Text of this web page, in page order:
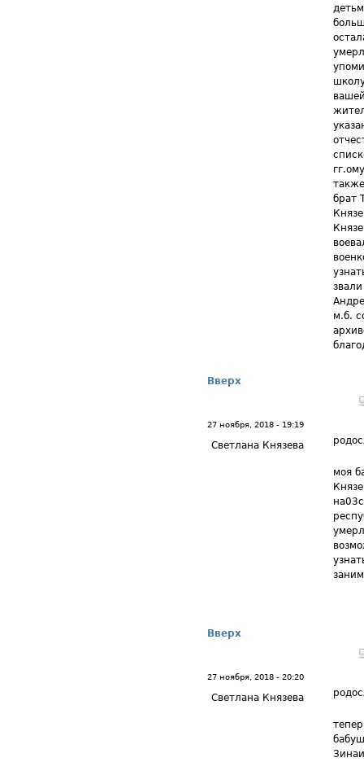
брат
м.б.
Вверх
27 ноября, 2018 - 19:19
Светлана Князева
моя
Вверх
27 ноября, 2018 - 20:20
Светлана Князева